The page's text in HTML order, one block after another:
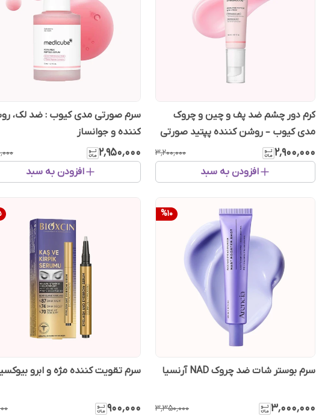
کرم دور چشم ضد پف و چین و چروک
مدی کیوب – روشن کننده پپتید صورتی
۲٬۹۰۰٬۰۰۰ ۳٬۲۰۰٬۰۰۰
افزودن به سبد
سرم صورتی مدی کیوب : ضد لک،
کننده و جوانساز
۲٬۹۵۰٬۰۰۰
افزودن به سبد
%10
سرم بوستر شات ضد چروک NAD آرنسیا
۳٬۰۰۰٬۰۰۰ ۳٬۳۵۰٬۰۰۰
سرم تقویت کننده مژه و ابرو
۹۰۰٬۰۰۰